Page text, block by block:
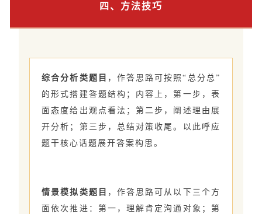
四、方法技巧
综合分析类题目 ，作答思路可按照“总分总”
的形式搭建答题结构；内容上，第一步，表
面态度给出观点看法；第二步，阐述理由展
开分析；第三步，总结对策收尾。以此呼应
题干核心话题展开答案构思。
情景模拟类题目 ，作答思路可从以下三个方
面依次推进：第一，理解肯定沟通对象；第